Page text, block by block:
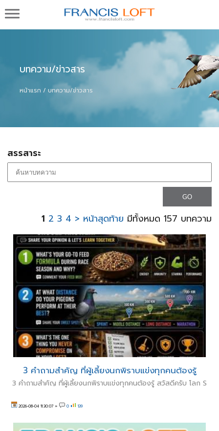
พันธุ์ชั้นดีจากต่างประเทศ ในประเทศ และโปรแกรม
บริหารกรงนก ทำเพดดีกรี
บทความ/ข่าวสาร
หน้าแรก บทความ/ข่าวสาร
สรรสาระ
1 2 3 4 > หน้าสุดท้าย มีทั้งหมด 157 บทความ
3 คำถามสำคัญ ที่ผู้เลี้ยงนกพิราบแข่งทุกคนต้องรู้
3 คำถามสำคัญ ที่ผู้เลี้ยงนกพิราบแข่งทุกคนต้องรู้ สวัสดีครับ โลก S
2026-08-04 11:30:07 » 0 139